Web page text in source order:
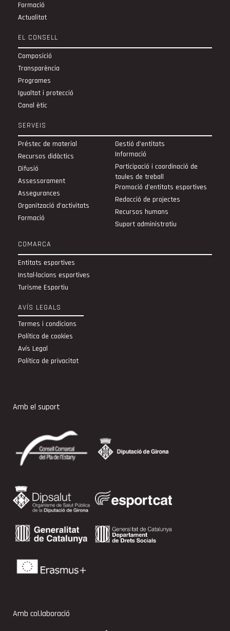
Formació
Actualitat
EL CONSELL
Composició
Transparència
Programes
Igualtat i protecció
Canal ètic
SERVEIS
Préstec de material
Recursos didàctics
Difusió
Assessorament
Assegurances
Organització d’activitats
Formació
Gestió d'entitats
Informació
Participació i coordinació de
taules de treball
Promoció d'entitats esportives
Redacció de projectes
Recursos humans
Suport administratiu
COMARCA
Entitats esportives
Instal·lacions esportives
Turisme Esportiu
AVÍS LEGALS
Termes i condicions
Política de cookies
Avís Legal
Política de privacitat
Amb el suport
Amb col.laboració